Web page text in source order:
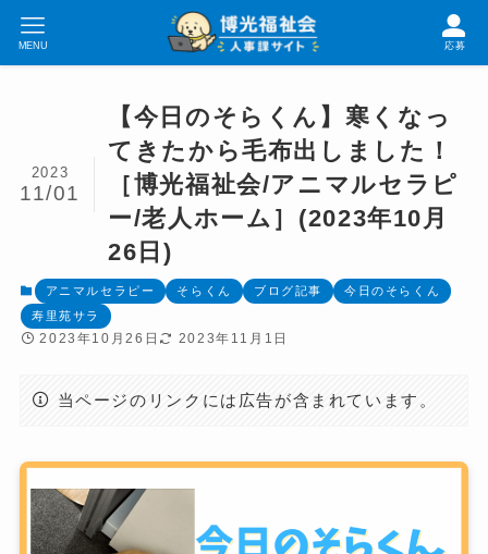
応募
MENU
【今日のそらくん】寒くなっ
てきたから毛布出しました！
［博光福祉会/アニマルセラピ
ー/老人ホーム］(2023年10月
26日)
2023
11/01
アニマルセラピー そらくん ブログ記事
今日のそらくん
寿里苑サラ
2023年10月26日 2023年11月1日
当ページのリンクには広告が含まれています。